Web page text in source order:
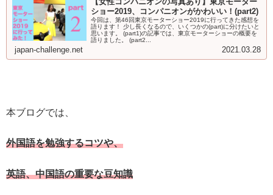
ショー2019、コンパニオンがかわいい！(part2)
今回は、第46回東京モーターショー2019に行ってきた感想を
語ります！ 少し長くなるので、いくつかの(part)に分けたいと
思います。 (part1)の記事では、東京モーターショーの概要を
語りました。 (part2...
japan-challenge.net 2021.03.28
本ブログでは、
外国語を勉強するコツや、
英語、中国語の重要な豆知識